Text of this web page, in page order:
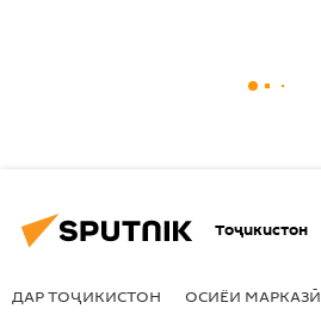
Тоҷикистон
ДАР ТОҶИКИСТОН ОСИЁИ МАРКАЗӢ